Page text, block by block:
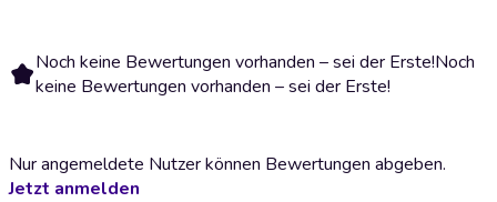
Noch keine Bewertungen vorhanden – sei der Erste!Noch
keine Bewertungen vorhanden – sei der Erste!
Nur angemeldete Nutzer können Bewertungen abgeben.
Jetzt anmelden